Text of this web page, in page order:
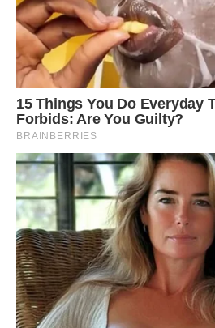
Я не знаю на що жінка зазвичай
ситуаціях, звідки черпає сили, але
що мама з гідністю несла всі
набагато добрішою, радіснішою і